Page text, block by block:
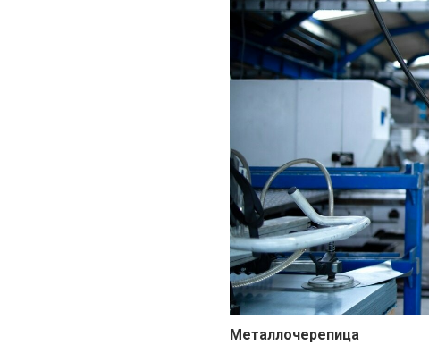
Металлочерепица